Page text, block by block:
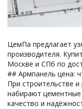
ЦемПа предлагает
производителя.
Москве и СПб по
## Армпанель цена:
При строительстве
набирают
качество и